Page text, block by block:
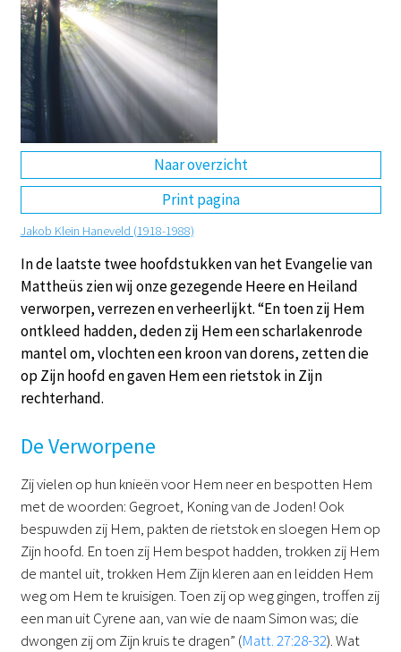
Naar overzicht
Print pagina
Jakob Klein Haneveld (1918-1988)
In de laatste twee hoofdstukken van het Evangelie van
Mattheüs zien wij onze gezegende Heere en Heiland
verworpen, verrezen en verheerlijkt. “En toen zij Hem
ontkleed hadden, deden zij Hem een scharlakenrode
mantel om, vlochten een kroon van dorens, zetten die
op Zijn hoofd en gaven Hem een rietstok in Zijn
rechterhand.
De Verworpene
Zij vielen op hun knieën voor Hem neer en bespotten Hem
met de woorden: Gegroet, Koning van de Joden! Ook
bespuwden zij Hem, pakten de rietstok en sloegen Hem op
Zijn hoofd. En toen zij Hem bespot hadden, trokken zij Hem
de mantel uit, trokken Hem Zijn kleren aan en leidden Hem
weg om Hem te kruisigen. Toen zij op weg gingen, troffen zij
een man uit Cyrene aan, van wie de naam Simon was; die
dwongen zij om Zijn kruis te dragen” (Matt. 27:28-32). Wat
DE